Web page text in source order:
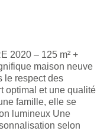
2020 – 125 m² +
maison neuve
le respect des
optimal et une qualité
famille, elle se
lumineux Une
selon